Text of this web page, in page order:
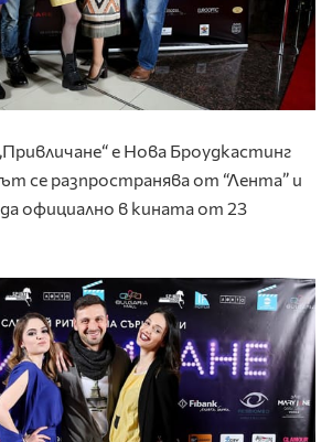
е Нова Броудкастинг
се разпространява от “Лента” и
официално в кината от 23